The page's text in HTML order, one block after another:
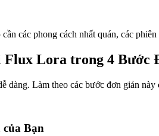
các phong cách nhất quán, các
Lora trong 4 Bước
dàng. Làm theo các bước đơn giản
Bạn